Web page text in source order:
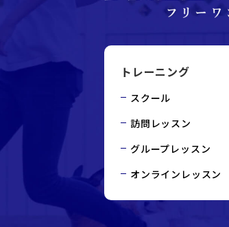
トレーニング
スクール
訪問レッスン
グループレッスン
オンラインレッスン